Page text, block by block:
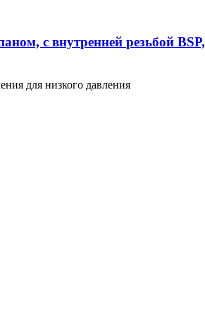
с внутренней резьбой
для низкого давления